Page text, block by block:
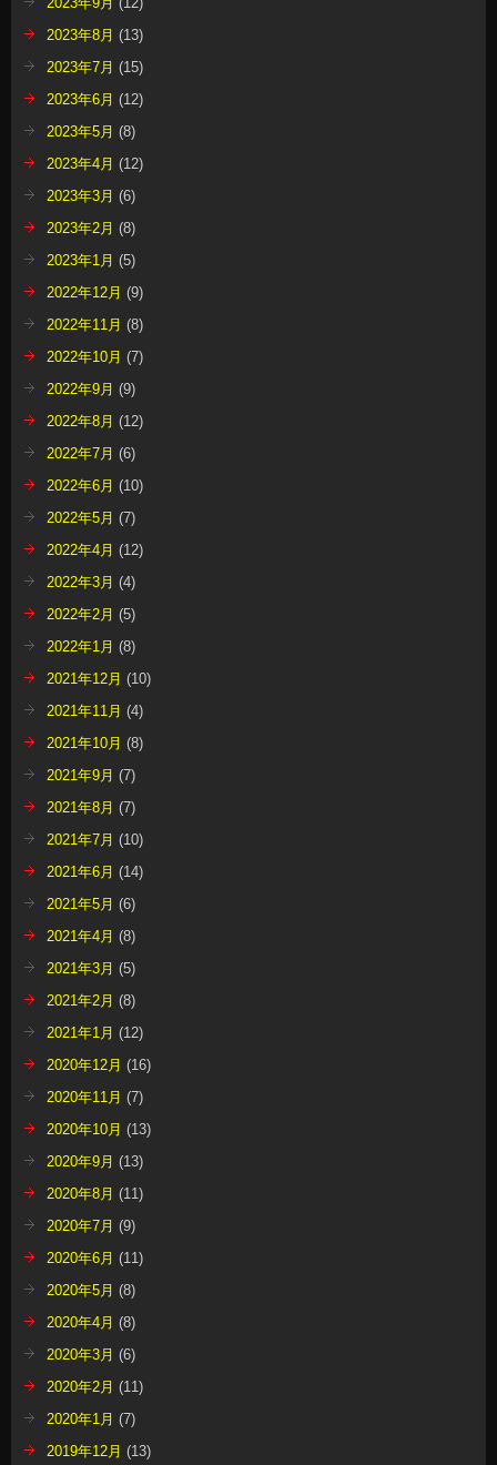
2023年8月 (13)
2023年7月 (15)
2023年6月 (12)
2023年5月 (8)
2023年4月 (12)
2023年3月 (6)
2023年2月 (8)
2023年1月 (5)
2022年12月 (9)
2022年11月 (8)
2022年10月 (7)
2022年9月 (9)
2022年8月 (12)
2022年7月 (6)
2022年6月 (10)
2022年5月 (7)
2022年4月 (12)
2022年3月 (4)
2022年2月 (5)
2022年1月 (8)
2021年12月 (10)
2021年11月 (4)
2021年10月 (8)
2021年9月 (7)
2021年8月 (7)
2021年7月 (10)
2021年6月 (14)
2021年5月 (6)
2021年4月 (8)
2021年3月 (5)
2021年2月 (8)
2021年1月 (12)
2020年12月 (16)
2020年11月 (7)
2020年10月 (13)
2020年9月 (13)
2020年8月 (11)
2020年7月 (9)
2020年6月 (11)
2020年5月 (8)
2020年4月 (8)
2020年3月 (6)
2020年2月 (11)
2020年1月 (7)
2019年12月 (13)